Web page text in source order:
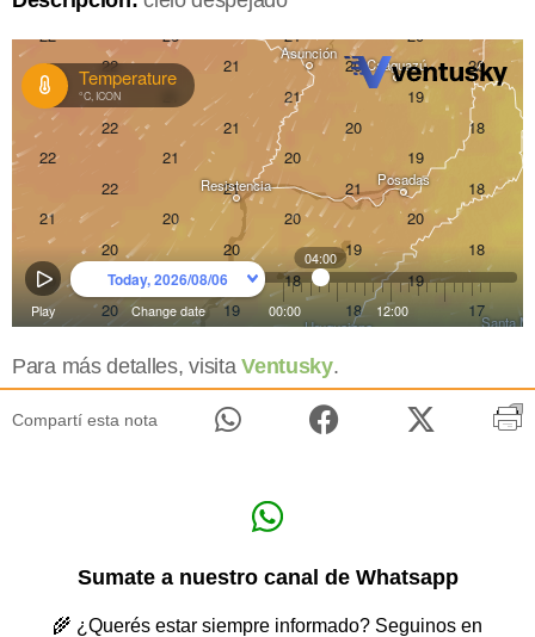
Para más detalles, visitaVentusky.
Compartí esta nota
Sumate a nuestro canal de Whatsapp
🌾 ¿Querés estar siempre informado? Seguinos en